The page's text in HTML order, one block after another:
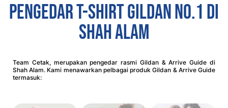
pengedar t-shirt gILDAN no.1 di
shah alam
Team Cetak, merupakan pengedar rasmi Gildan & Arrive Guide di
Shah Alam. Kami menawarkan pelbagai produk Gildan & Arrive Guide
termasuk: